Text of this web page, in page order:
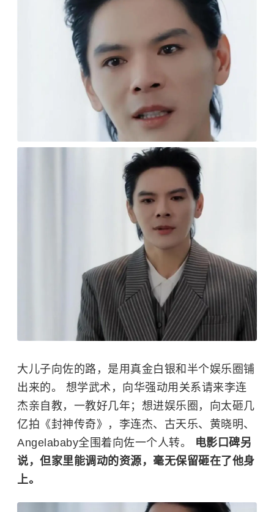
大儿子向佐的路，是用真金白银和半个娱乐圈铺
出来的。 想学武术， 向华强动用关系请来李连
杰亲自教，一教好几年；想进娱乐圈，向太砸几
亿拍《封神传奇》，李连杰、 古天乐、 黄晓明、
Angelababy全围着向佐一个人转。
电影口碑另
说，但家里能调动的资源，毫无保留砸在了他身
上。